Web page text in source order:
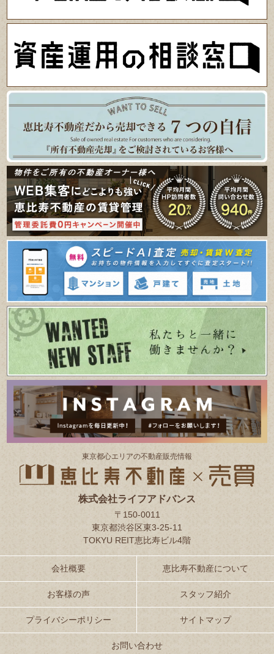
東京都⼼エリアの不動産販売情報
株式会社ライフアドバンス
〒150-0011
東京都渋谷区東3-25-11
TOKYU REIT恵比寿ビル4階
会社概要 恵比寿不動産について
お客様の声 スタッフ紹介
プライバシーポリシー サイトマップ
お問い合わせ